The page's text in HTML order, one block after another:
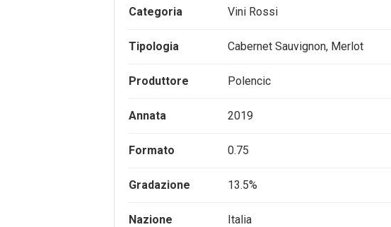
Categoria Vini Rossi
Tipologia Cabernet Sauvignon, Merlot
Produttore Polencic
Annata 2019
Formato 0.75
Gradazione 13.5%
Nazione Italia